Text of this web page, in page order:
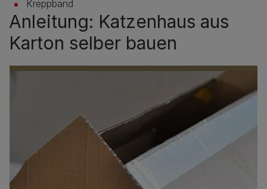
Kreppband
Anleitung: Katzenhaus aus
Karton selber bauen